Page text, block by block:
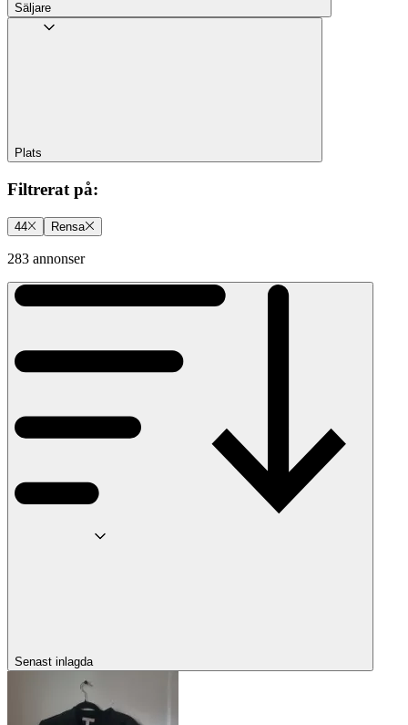
Säljare
Plats
Filtrerat på:
44 Rensa
283 annonser
Senast inlagda